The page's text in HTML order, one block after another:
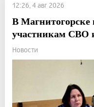
12:26, 4 авг 2026
В Магнитогорске
участникам СВО
Новости